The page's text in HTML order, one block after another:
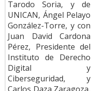
Tarodo Soria, y de
UNICAN, Ángel Pelayo
González-Torre, y con
Juan David Cardona
Pérez, Presidente del
Instituto de Derecho
Digital y
Ciberseguridad, y